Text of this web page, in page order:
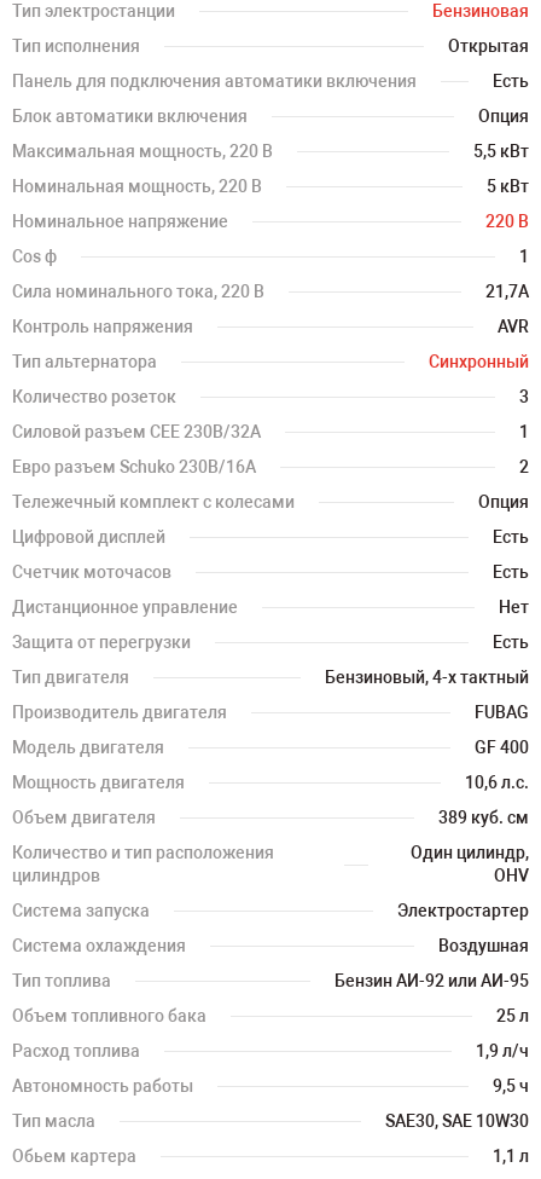
Тип электростанции
Бензиновая
Тип исполнения
Открытая
Панель для подключения автоматики включения
Есть
Блок автоматики включения
Опция
Максимальная мощность, 220 В
5,5 кВт
Номинальная мощность, 220 В
5 кВт
Номинальное напряжение
220 В
Cos ф
1
Сила номинального тока, 220 В
21,7А
Контроль напряжения
AVR
Тип альтернатора
Синхронный
Количество розеток
3
Силовой разъем CEE 230В/32А
1
Евро разъем Schuko 230В/16А
2
Тележечный комплект с колесами
Опция
Цифровой дисплей
Есть
Счетчик моточасов
Есть
Дистанционное управление
Нет
Защита от перегрузки
Есть
Тип двигателя
Бензиновый, 4-х тактный
Производитель двигателя
FUBAG
Модель двигателя
GF 400
Мощность двигателя
10,6 л.с.
Объем двигателя
389 куб. см
Количество и тип расположения
цилиндров
Один цилиндр,
OHV
Система запуска
Электростартер
Система охлаждения
Воздушная
Тип топлива
Бензин АИ-92 или АИ-95
Объем топливного бака
25 л
Расход топлива
1,9 л/ч
Автономность работы
9,5 ч
Тип масла
SAE30, SAE 10W30
Обьем картера
1,1 л